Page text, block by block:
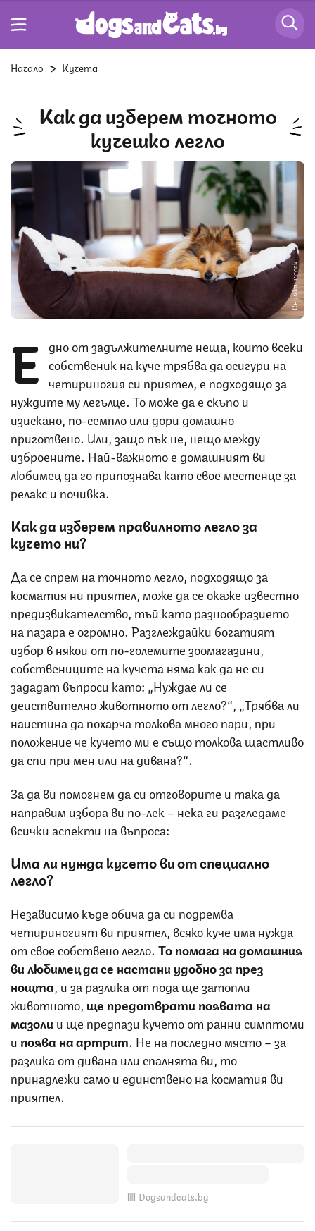
Начало Кучета
Как да изберем точното
кучешко легло
Снимка: iStock
Е дно от задължителните неща, които всеки
собственик на куче трябва да осигури на
четириногия си приятел, е подходящо за
нуждите му легълце. То може да е скъпо и
изискано, по-семпло или дори домашно
приготвено. Или, защо пък не, нещо между
изброените. Най-важното е домашният ви
любимец да го припознава като свое местенце за
релакс и почивка.
Как да изберем правилното легло за
кучето ни?
Да се спрем на точното легло, подходящо за
косматия ни приятел, може да се окаже известно
предизвикателство, тъй като разнообразието
на пазара е огромно. Разглеждайки богатият
избор в някой от по-големите зоомагазини,
собствениците на кучета няма как да не си
зададат въпроси като: „ Нуждае ли се
действително животното от легло?“, „ Трябва ли
наистина да похарча толкова много пари, при
положение че кучето ми е също толкова щастливо
да спи при мен или на дивана?“.
За да ви помогнем да си отговорите и така да
направим избора ви по-лек – нека ги разгледаме
всички аспекти на въпроса:
Има ли нужда кучето ви от специално
легло?
Независимо къде обича да си подремва
четириногият ви приятел, всяко куче има нужда
от свое собствено легло. То помага на домашния
ви любимец да се настани удобно за през
нощта , и за разлика от пода ще затопли
животното, ще предотврати появата на
мазоли и ще предпази кучето от ранни симптоми
и поява на артрит. Не на последно място – за
разлика от дивана или спалнята ви, то
принадлежи само и единствено на косматия ви
приятел.
Dogsandcats.bg